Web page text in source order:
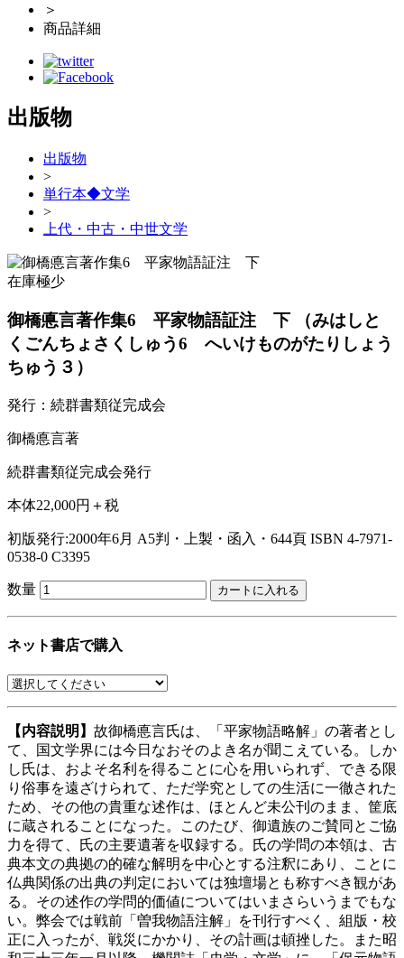
＞
商品詳細
出版物
出版物
>
単行本◆文学
>
上代・中古・中世文学
在庫極少
御橋悳言著作集6 平家物語証注 下
（みはしと
くごんちょさくしゅう6 へいけものがたりしょう
ちゅう３）
発行：続群書類従完成会
御橋悳言著
続群書類従完成会発行
本体22,000円＋税
初版発行:2000年6月 A5判・上製・函入・644頁 ISBN 4-7971-
0538-0 C3395
数量
ネット書店で購入
【内容説明】 故御橋悳言氏は、「平家物語略解」の著者とし
て、国文学界には今日なおそのよき名が聞こえている。しか
し氏は、およそ名利を得ることに心を用いられず、できる限
り俗事を遠ざけられて、ただ学究としての生活に一徹された
ため、その他の貴重な述作は、ほとんど未公刊のまま、筐底
に蔵されることになった。このたび、御遺族のご賛同とご協
力を得て、氏の主要遺著を収録する。氏の学問の本領は、古
典本文の典拠の的確な解明を中心とする注釈にあり、ことに
仏典関係の出典の判定においては独壇場とも称すべき観があ
る。その述作の学問的価値についてはいまさらいうまでもな
い。弊会では戦前「曽我物語注解」を刊行すべく、組版・校
正に入ったが、戦災にかかり、その計画は頓挫した。また昭